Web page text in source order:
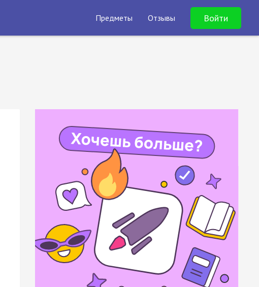
Предметы Отзывы Войти